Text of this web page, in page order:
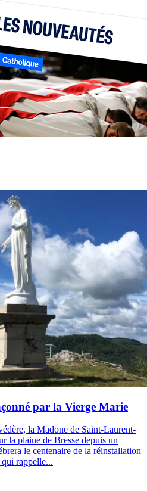
par la Vierge Marie
la Madone de Saint-Laurent-
la plaine de Bresse depuis un
le centenaire de la réinstallation
qui rappelle...